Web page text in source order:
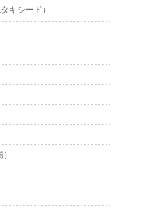
キシード）